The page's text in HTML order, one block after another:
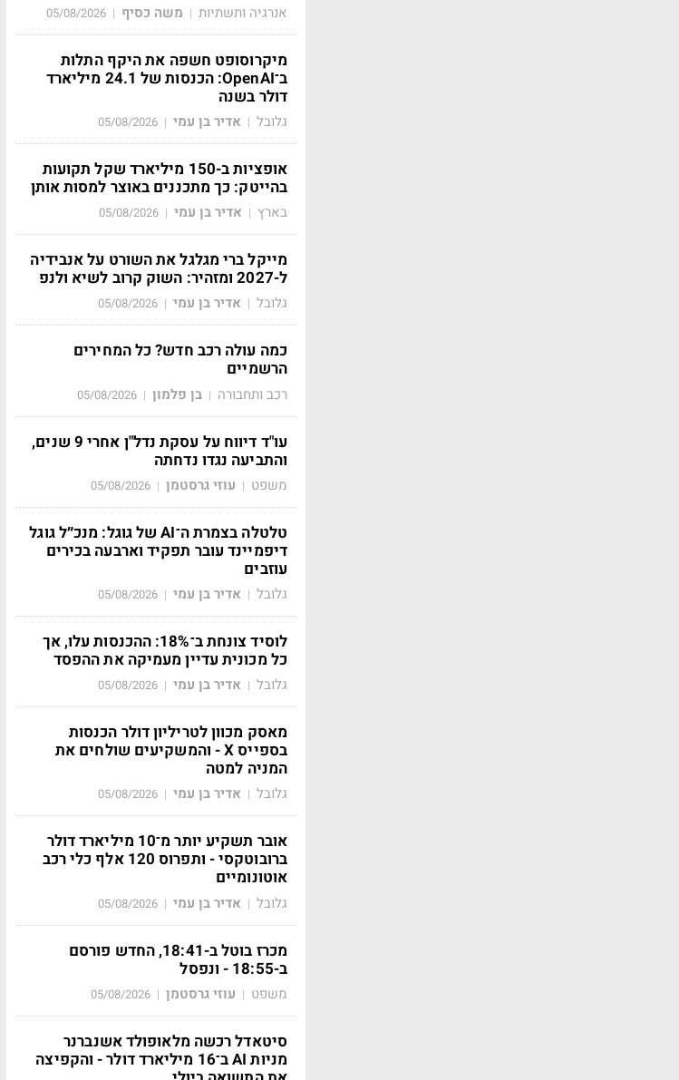
אנרגיה ותשתיות | משה כסיף |
05/08/2026
מיקרוסופט חשפה את היקף התלות
ב־OpenAI: הכנסות של 24.1 מיליארד
דולר בשנה
גלובל | אדיר בן עמי |
05/08/2026
אופציות ב-150 מיליארד שקל תקועות
בהייטק: כך מתכננים באוצר למסות אותן
בארץ | אדיר בן עמי |
05/08/2026
מייקל ברי מגלגל את השורט על אנבידיה
ל-2027 ומזהיר: השוק קרוב לשיא ולנפ
גלובל | אדיר בן עמי |
05/08/2026
כמה עולה רכב חדש? כל המחירים
הרשמיים
רכב ותחבורה | בן פלמון |
05/08/2026
עו"ד דיווח על עסקת נדל"ן אחרי 9 שנים,
והתביעה נגדו נדחתה
משפט | עוזי גרסטמן |
05/08/2026
טלטלה בצמרת ה־AI של גוגל: מנכ״ל גוגל
דיפמיינד עובר תפקיד וארבעה בכירים
עוזבים
גלובל | אדיר בן עמי |
05/08/2026
לוסיד צונחת ב־18%: ההכנסות עלו, אך
כל מכונית עדיין מעמיקה את ההפסד
גלובל | אדיר בן עמי |
05/08/2026
מאסק מכוון לטריליון דולר הכנסות
בספייס X - והמשקיעים שולחים את
המניה למטה
גלובל | אדיר בן עמי |
05/08/2026
אובר תשקיע יותר מ־10 מיליארד דולר
ברובוטקסי - ותפרוס 120 אלף כלי רכב
אוטונומיים
גלובל | אדיר בן עמי |
05/08/2026
מכרז בוטל ב-18:41, החדש פורסם
ב-18:55 - ונפסל
משפט | עוזי גרסטמן |
05/08/2026
סיטאדל רכשה מלאופולד אשנברנר
מניות AI ב־16 מיליארד דולר - והקפיצה